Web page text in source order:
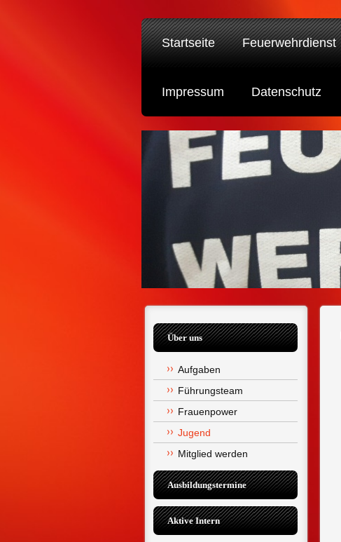
Startseite Feuerwehrdienst
Impressum Datenschutz
Über uns
Aufgaben
Führungsteam
Frauenpower
Jugend
Mitglied werden
Ausbildungstermine
Aktive Intern